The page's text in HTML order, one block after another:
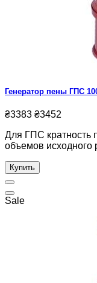
Генератор пены ГПС
₴3383 ₴3452
Для ГПС кратность
объемов исходного
Купить
Sale